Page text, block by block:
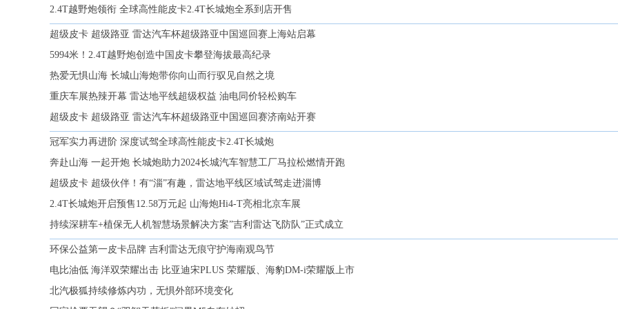
2.4T越野炮领衔 全球高性能皮卡2.4T长城炮全系到店开售
超级皮卡 超级路亚 雷达汽车杯超级路亚中国巡回赛上海站启幕
5994米！2.4T越野炮创造中国皮卡攀登海拔最高纪录
热爱无惧山海 长城山海炮带你向山而行驭见自然之境
重庆车展热辣开幕 雷达地平线超级权益 油电同价轻松购车
超级皮卡 超级路亚 雷达汽车杯超级路亚中国巡回赛济南站开赛
冠军实力再进阶 深度试驾全球高性能皮卡2.4T长城炮
奔赴山海 一起开炮 长城炮助力2024长城汽车智慧工厂马拉松燃情开跑
超级皮卡 超级伙伴！有“淄”有趣，雷达地平线区域试驾走进淄博
2.4T长城炮开启预售12.58万元起 山海炮Hi4-T亮相北京车展
持续深耕车+植保无人机智慧场景解决方案”吉利雷达飞防队”正式成立
环保公益第一皮卡品牌 吉利雷达无痕守护海南观鸟节
电比油低 海洋双荣耀出击 比亚迪宋PLUS 荣耀版、海豹DM-i荣耀版上市
北汽极狐持续修炼内功，无惧外部环境变化